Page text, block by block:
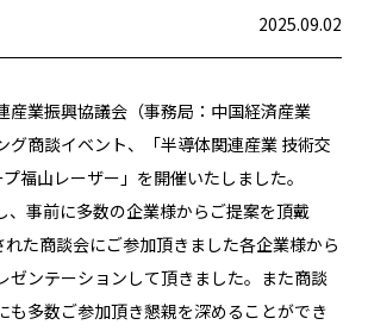
2025.09.02
産業振興協議会（事務局：中国経済産業
グ商談イベント、「半導体関連産業 技術交
福山レーザー」を開催いたしました。
、事前に多数の企業様からご提案を頂戴
れた商談会にご参加頂きました各企業様から
ゼンテーションして頂きました。また商談
も多数ご参加頂き懇親を深めることができ